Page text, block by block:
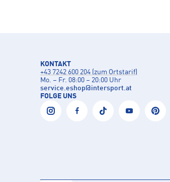
KONTAKT
+43 7242 600 204 (zum Ortstarif)
Mo. – Fr. 08:00 – 20:00 Uhr
service.eshop@intersport.at
FOLGE UNS